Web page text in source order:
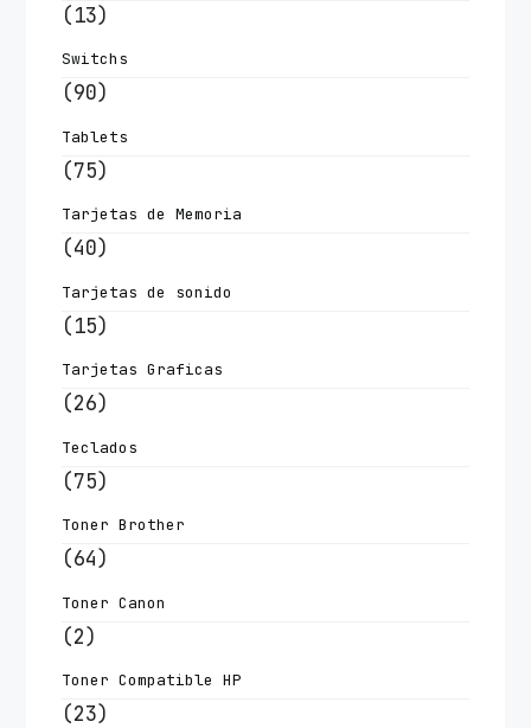
(13)
Switchs
(90)
Tablets
(75)
Tarjetas de Memoria
(40)
Tarjetas de sonido
(15)
Tarjetas Graficas
(26)
Teclados
(75)
Toner Brother
(64)
Toner Canon
(2)
Toner Compatible HP
(23)